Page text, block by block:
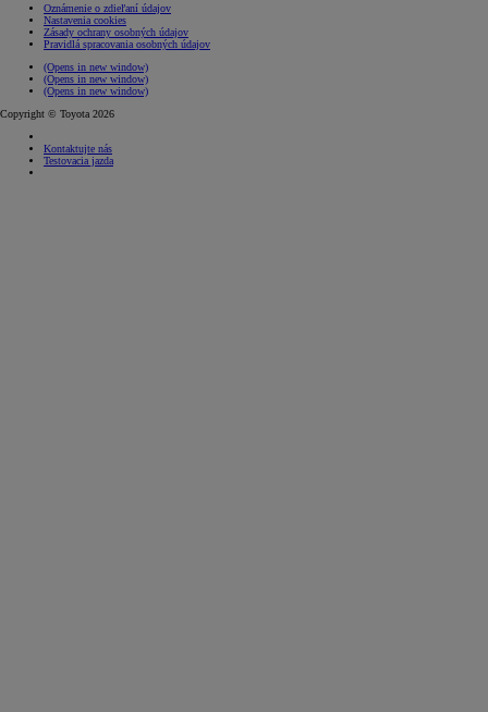
Oznámenie o zdieľaní údajov
Nastavenia cookies
Zásady ochrany osobných údajov
Pravidlá spracovania osobných údajov
(Opens in new window)
(Opens in new window)
(Opens in new window)
Copyright © Toyota 2026
Kontaktujte nás
Testovacia jazda